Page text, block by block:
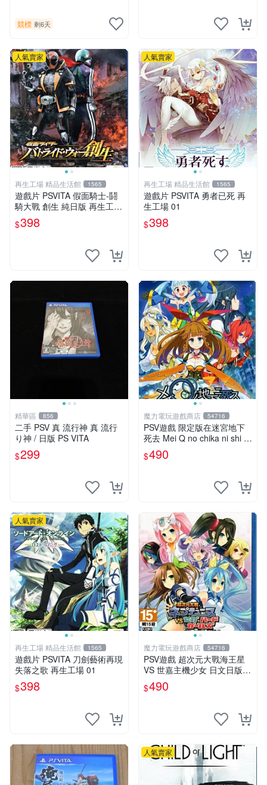
競標 剩6天
人氣賣家
再生工場 精品生活館 1565
遊戲片 PSVITA 假面騎士-鬪
騎大戰 創生 純日版 再生工場
01
$398
人氣賣家
再生工場 精品生活館 1565
遊戲片 PSVITA 勇者已死 再
生工場 01
$398
精華區 856
二手 PSV 真 流行神 真 流行
り神 / 日版 PS VITA
$299
魔力電玩遊戲商店 54716
PSV遊戲 限定版在迷宮地下
死去 Mei Q no chika ni shi 日
文日版 附特典【板橋魔力】
$490
人氣賣家
再生工場 精品生活館 1565
遊戲片 PSVITA 刀劍藝術再現
失落之歌 再生工場 01
$398
魔力電玩遊戲商店 54716
PSV遊戲 超次元大戰海王星
VS 世嘉主機少女 日文日版
附特典CD【板橋魔力】
$490
人氣賣家